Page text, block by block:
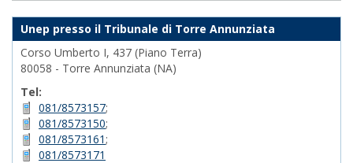
Unep presso il Tribunale di Torre Annunziata
Corso Umberto I, 437 (Piano Terra)
80058 - Torre Annunziata (NA)
Tel:
081/8573157;
081/8573150;
081/8573161 ;
081/8573171